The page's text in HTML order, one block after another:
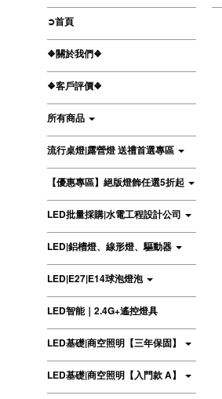
➲首頁
❖關於我們❖
❖客戶評價❖
所有商品
流行桌燈|露營燈 送禮首選專區
【優惠專區】絕版燈飾任選5折起
LED批量採購|水電工程設計公司
LED|鋁槽燈、線形燈、驅動器
LED|E27|E14球泡燈泡
LED智能｜2.4G+遙控燈具
LED基礎|商空照明【三年保固】
LED基礎|商空照明【入門款 A】